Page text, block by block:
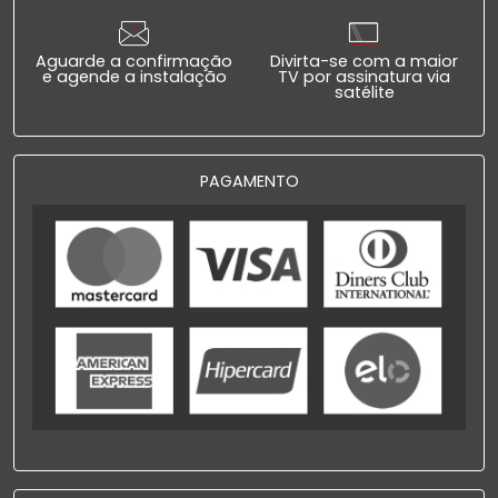
Aguarde a confirmação
e agende a instalação
Divirta-se com a maior
TV por assinatura via
satélite
PAGAMENTO